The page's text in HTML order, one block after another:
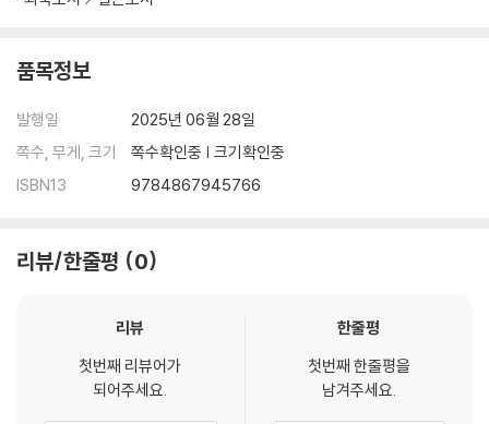
품목정보
발행일
2025년 06월 28일
쪽수, 무게, 크기
쪽수확인중 | 크기확인중
ISBN13
9784867945766
리뷰/한줄평 0
리뷰
첫번째 리뷰어가
되어주세요.
한줄평
첫번째 한줄평을
남겨주세요.